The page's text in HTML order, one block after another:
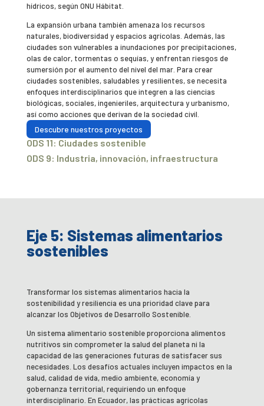
hídricos, según ONU Hábitat.
La expansión urbana también amenaza los recursos
naturales, biodiversidad y espacios agrícolas. Además, las
ciudades son vulnerables a inundaciones por precipitaciones,
olas de calor, tormentas o sequías, y enfrentan riesgos de
sumersión por el aumento del nivel del mar. Para crear
ciudades sostenibles, saludables y resilientes, se necesita
enfoques interdisciplinarios que integren a las ciencias
biológicas, sociales, ingenieriles, arquitectura y urbanismo,
así como acciones que derivan de la sociedad civil.
Descubre nuestros proyectos
ODS 11: Ciudades sostenible
ODS 9: Industria, innovación, infraestructura
Eje 5: Sistemas alimentarios
sostenibles
Transformar los sistemas alimentarios hacia la
sostenibilidad y resiliencia es una prioridad clave para
alcanzar los Objetivos de Desarrollo Sostenible.
Un sistema alimentario sostenible proporciona alimentos
nutritivos sin comprometer la salud del planeta ni la
capacidad de las generaciones futuras de satisfacer sus
necesidades. Los desafíos actuales incluyen impactos en la
salud, calidad de vida, medio ambiente, economía y
gobernanza territorial, requiriendo un enfoque
interdisciplinario. En Ecuador, las prácticas agrícolas